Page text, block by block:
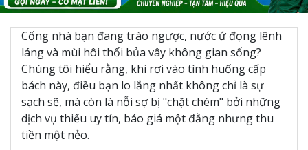
Cống nhà bạn đang trào ngược, nước ứ đọng lênh
láng và mùi hôi thối bủa vây không gian sống?
Chúng tôi hiểu rằng, khi rơi vào tình huống cấp
bách này, điều bạn lo lắng nhất không chỉ là sự
sạch sẽ, mà còn là nỗi sợ bị "chặt chém" bởi những
dịch vụ thiếu uy tín, báo giá một đằng nhưng thu
tiền một nẻo.